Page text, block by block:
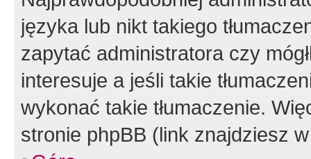
języka lub nikt takiego
zapytać administratora czy
interesuje a jeśli takie
wykonać takie tłumaczenie.
stronie phpBB (link znajdziesz